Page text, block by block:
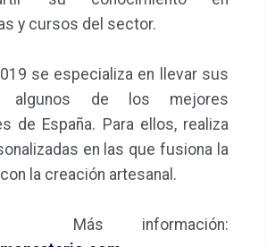
y cursos del sector.
se especializa en llevar sus
algunos de los mejores
de España. Para ellos, realiza
en las que fusiona la
la creación artesanal.
Más información: